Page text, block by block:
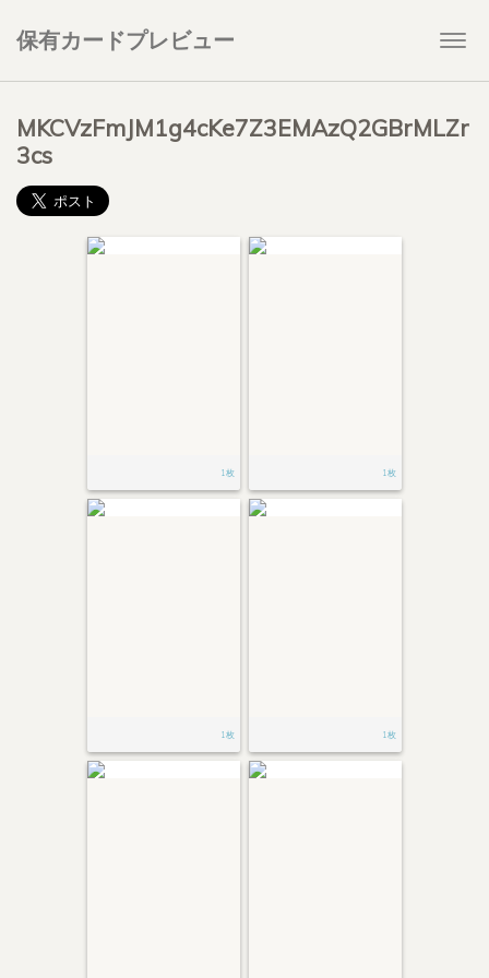
保有カードプレビュー
MKCVzFmJM1g4cKe7Z3EMAzQ2GBrMLZr
3cs
1枚 1枚
1枚 1枚